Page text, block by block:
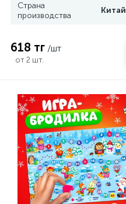
Страна
производства
Китай
618 тг /шт
от 2 шт.